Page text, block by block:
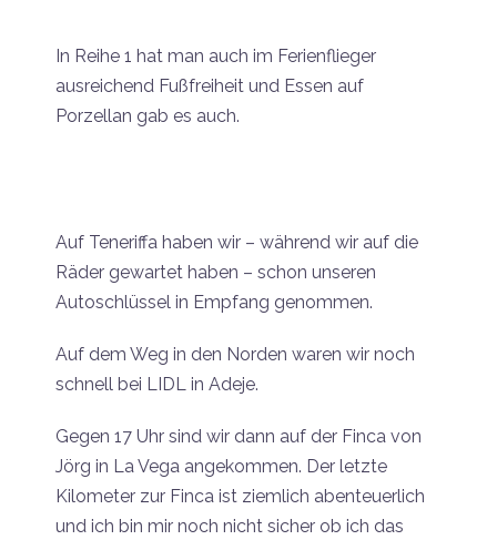
In Reihe 1 hat man auch im Ferienflieger
ausreichend Fußfreiheit und Essen auf
Porzellan gab es auch.
Auf Teneriffa haben wir – während wir auf die
Räder gewartet haben – schon unseren
Autoschlüssel in Empfang genommen.
Auf dem Weg in den Norden waren wir noch
schnell bei LIDL in Adeje.
Gegen 17 Uhr sind wir dann auf der Finca von
Jörg in La Vega angekommen. Der letzte
Kilometer zur Finca ist ziemlich abenteuerlich
und ich bin mir noch nicht sicher ob ich das